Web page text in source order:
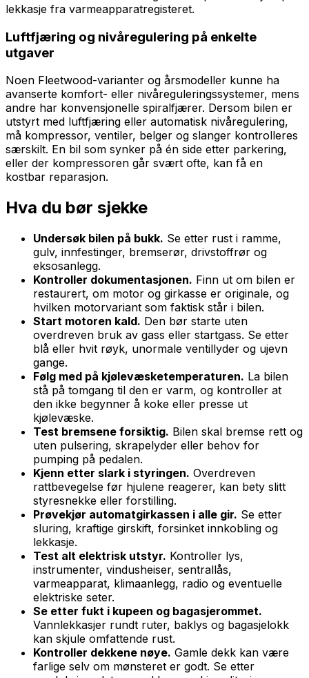
lekkasje fra varmeapparatregisteret.
Luftfjæring og nivåregulering på enkelte
utgaver
Noen Fleetwood-varianter og årsmodeller kunne ha
avanserte komfort- eller nivåreguleringssystemer, mens
andre har konvensjonelle spiralfjærer. Dersom bilen er
utstyrt med luftfjæring eller automatisk nivåregulering,
må kompressor, ventiler, belger og slanger kontrolleres
særskilt. En bil som synker på én side etter parkering,
eller der kompressoren går svært ofte, kan få en
kostbar reparasjon.
Hva du bør sjekke
Undersøk bilen på bukk. Se etter rust i ramme,
gulv, innfestinger, bremserør, drivstoffrør og
eksosanlegg.
Kontroller dokumentasjonen. Finn ut om bilen er
restaurert, om motor og girkasse er originale, og
hvilken motorvariant som faktisk står i bilen.
Start motoren kald. Den bør starte uten
overdreven bruk av gass eller startgass. Se etter
blå eller hvit røyk, unormale ventillyder og ujevn
gange.
Følg med på kjølevæsketemperaturen. La bilen
stå på tomgang til den er varm, og kontroller at
den ikke begynner å koke eller presse ut
kjølevæske.
Test bremsene forsiktig. Bilen skal bremse rett og
uten pulsering, skrapelyder eller behov for
pumping på pedalen.
Kjenn etter slark i styringen. Overdreven
rattbevegelse før hjulene reagerer, kan bety slitt
styresnekke eller forstilling.
Prøvekjør automatgirkassen i alle gir. Se etter
sluring, kraftige girskift, forsinket innkobling og
lekkasje.
Test alt elektrisk utstyr. Kontroller lys,
instrumenter, vindusheiser, sentrallås,
varmeapparat, klimaanlegg, radio og eventuelle
elektriske seter.
Se etter fukt i kupeen og bagasjerommet.
Vannlekkasjer rundt ruter, baklys og bagasjelokk
kan skjule omfattende rust.
Kontroller dekkene nøye. Gamle dekk kan være
farlige selv om mønsteret er godt. Se etter